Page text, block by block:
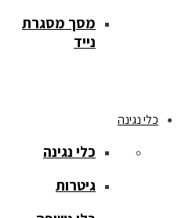
מסך מסגרת
נייד
כלי נגינה
כלי נגינה
גיטרות